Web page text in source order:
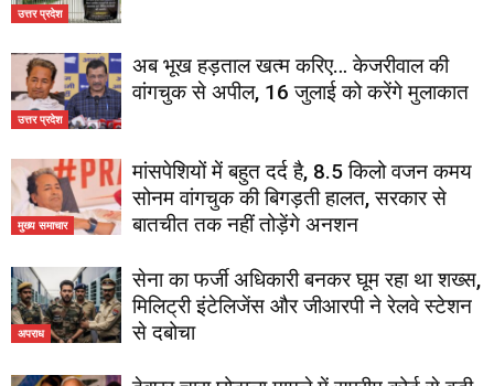
उत्तर प्रदेश
उत्तर प्रदेश
अब भूख हड़ताल खत्म करिए… केजरीवाल की
वांगचुक से अपील, 16 जुलाई को करेंगे मुलाकात
मुख्य समाचार
मांसपेशियों में बहुत दर्द है, 8.5 किलो वजन कमय
सोनम वांगचुक की बिगड़ती हालत, सरकार से
बातचीत तक नहीं तोड़ेंगे अनशन
अपराध
सेना का फर्जी अधिकारी बनकर घूम रहा था शख्स,
मिलिट्री इंटेलिजेंस और जीआरपी ने रेलवे स्टेशन
से दबोचा